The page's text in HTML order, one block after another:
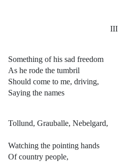
III
Something of his sad freedom
As he rode the tumbril
Should come to me, driving,
Saying the names
Tollund, Grauballe, Nebelgard,
Watching the pointing hands
Of country people,